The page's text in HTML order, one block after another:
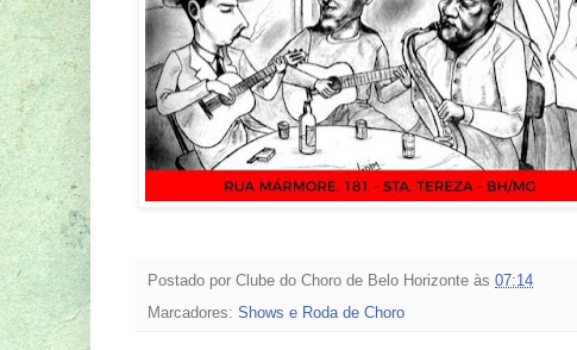
Postado por Clube do Choro de Belo Horizonte às 07:14
Marcadores: Shows e Roda de Choro